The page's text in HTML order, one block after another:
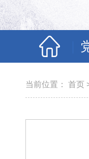
当前位置： 首页